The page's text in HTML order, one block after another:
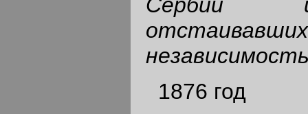
Сербии
1876 год